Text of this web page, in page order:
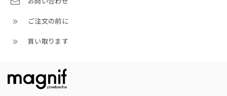
ご注文の前に
買い取ります